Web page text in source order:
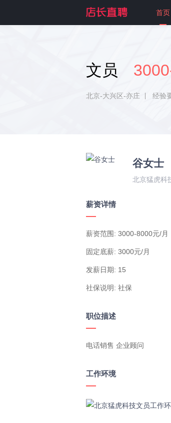
首页
文员
北京-大兴区-亦庄 经验
谷女士
北京猛虎科
薪资详情
薪资范围: 3000-8000元/月
固定底薪: 3000元/月
发薪日期: 15
社保说明: 社保
职位描述
电话销售 企业顾问
工作环境